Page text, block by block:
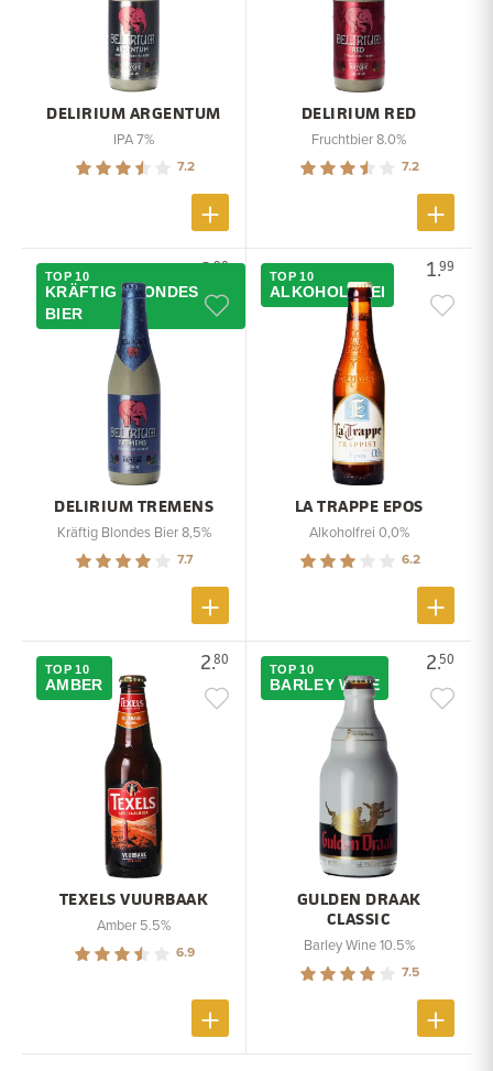
DELIRIUM ARGENTUM
IPA 7%
7.2
DELIRIUM RED
Fruchtbier 8.0%
7.2
2.90
TOP 10
KRÄFTIG BLONDES
BIER
DELIRIUM TREMENS
Kräftig Blondes Bier 8,5%
7.7
1.99
TOP 10
ALKOHOLFREI
LA TRAPPE EPOS
Alkoholfrei 0,0%
6.2
2.80
TOP 10
AMBER
TEXELS VUURBAAK
Amber 5.5%
6.9
2.50
TOP 10
BARLEY WINE
GULDEN DRAAK
CLASSIC
Barley Wine 10.5%
7.5